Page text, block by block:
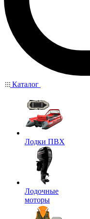
Каталог
Лодки ПВХ
Лодочные
моторы